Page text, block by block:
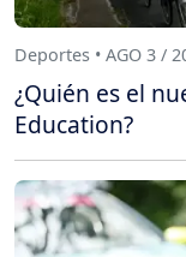
Deportes • AGO 3 /
¿Quién es el
Education?